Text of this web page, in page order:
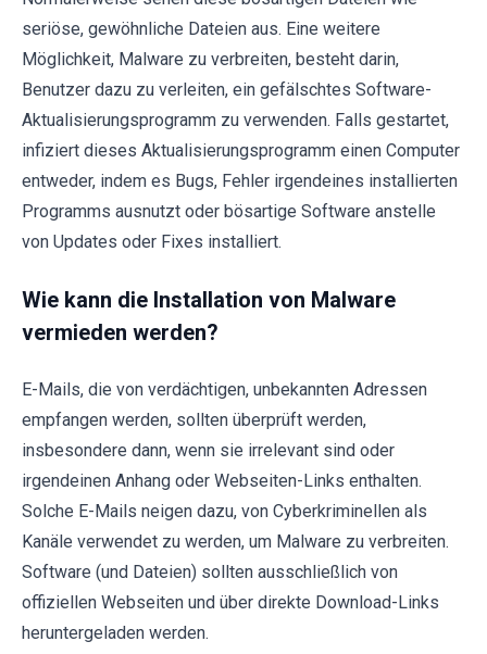
seriöse, gewöhnliche Dateien aus. Eine weitere
Möglichkeit, Malware zu verbreiten, besteht darin,
Benutzer dazu zu verleiten, ein gefälschtes Software-
Aktualisierungsprogramm zu verwenden. Falls gestartet,
infiziert dieses Aktualisierungsprogramm einen Computer
entweder, indem es Bugs, Fehler irgendeines installierten
Programms ausnutzt oder bösartige Software anstelle
von Updates oder Fixes installiert.
Wie kann die Installation von Malware
vermieden werden?
E-Mails, die von verdächtigen, unbekannten Adressen
empfangen werden, sollten überprüft werden,
insbesondere dann, wenn sie irrelevant sind oder
irgendeinen Anhang oder Webseiten-Links enthalten.
Solche E-Mails neigen dazu, von Cyberkriminellen als
Kanäle verwendet zu werden, um Malware zu verbreiten.
Software (und Dateien) sollten ausschließlich von
offiziellen Webseiten und über direkte Download-Links
heruntergeladen werden.